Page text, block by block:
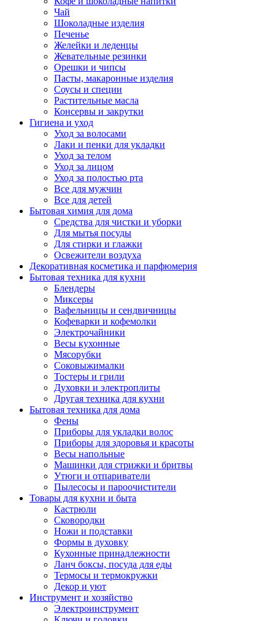
Чай
Шоколадные изделия
Печенье
Желейки и леденцы
Жевательные резинки
Орешки и чипсы
Пасты, макаронные изделия
Соусы и специи
Растительные масла
Консервы и закрутки
Гигиена и уход
Уход за волосами
Лаки и пенки для укладки
Уход за телом
Уход за лицом
Уход за полостью рта
Все для мужчин
Все для детей
Бытовая химия для дома
Средства для чистки и уборки
Для мытья посуды
Для стирки и глажки
Освежители воздуха
Декоративная косметика и парфюмерия
Бытовая техника для кухни
Блендеры
Миксеры
Вафельницы и сендвичницы
Кофеварки и кофемолки
Электрочайники
Весы кухонные
Мясорубки
Соковыжималки
Тостеры и грили
Духовки и электроплиты
Другая техника для кухни
Бытовая техника для дома
Фены
Приборы для укладки волос
Приборы для здоровья и красоты
Весы напольные
Машинки для стрижки и бритвы
Утюги и отпариватели
Пылесосы и пароочистители
Товары для кухни и быта
Кастрюли
Сковородки
Ножи и подставки
Формы в духовку
Кухонные принадлежности
Ланч боксы, посуда для еды
Термосы и термокружки
Декор и уют
Инструмент и хозяйство
Электроинструмент